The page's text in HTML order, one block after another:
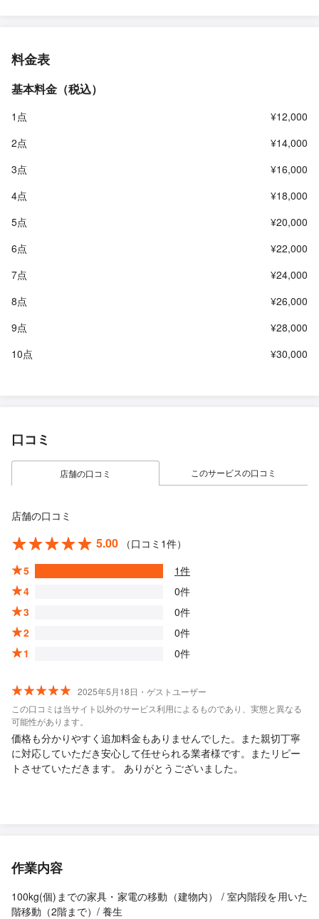
料金表
基本料金（税込）
1点
¥12,000
2点
¥14,000
3点
¥16,000
4点
¥18,000
5点
¥20,000
6点
¥22,000
7点
¥24,000
8点
¥26,000
9点
¥28,000
10点
¥30,000
口コミ
店舗の口コミ このサービスの口コミ
店舗の口コミ
5.00
（口コミ1件）
5
1件
4
0件
3
0件
2
0件
1
0件
2025年5月18日・ゲストユーザー
この口コミは当サイト以外のサービス利用によるものであり、実態と異なる
可能性があります。
価格も分かりやすく追加料金もありませんでした。また親切丁寧
に対応していただき安心して任せられる業者様です。またリピー
トさせていただきます。 ありがとうございました。
作業内容
100kg(個)までの家具・家電の移動（建物内） / 室内階段を用いた
階移動（2階まで）/ 養生